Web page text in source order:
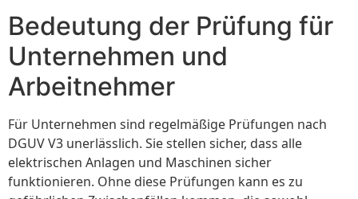
Bedeutung der Prüfung für
Unternehmen und
Arbeitnehmer
Für Unternehmen sind regelmäßige Prüfungen nach
DGUV V3 unerlässlich. Sie stellen sicher, dass alle
elektrischen Anlagen und Maschinen sicher
funktionieren. Ohne diese Prüfungen kann es zu